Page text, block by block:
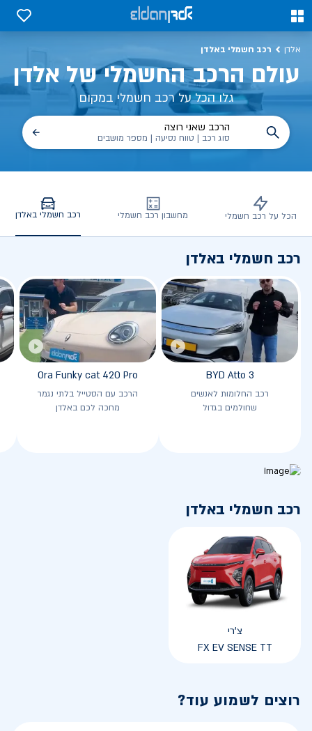
0
0
אלדן רכב חשמלי באלדן
עולם הרכב החשמלי של אלדן
גלו הכל על רכב חשמלי במקום
הרכב שאני רוצה
סוג רכב | טווח נסיעה | מספר מושבים
הכל על רכב חשמלי מחשבון רכב חשמלי רכב חשמלי באלדן
רכב חשמלי באלדן
BYD Atto 3
רכב החלומות לאנשים
שחולמים בגדול
Ora Funky cat 420 Pro
הרכב עם הסטייל בלתי נגמר
מחכה לכם באלדן
רכב חשמלי באלדן
צ'רי
FX EV SENSE TT
רוצים לשמוע עוד?
רכב חשמלי באלדן – דגמים, השוואות, פנלים